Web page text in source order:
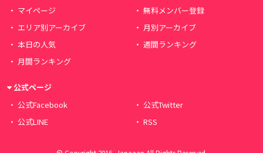
マイページ
無料メンバー登録
エリア別アーカイブ
月別アーカイブ
本日の人気
週間ランキング
月間ランキング
公式ページ
公式Facebook
公式Twitter
公式LINE
RSS